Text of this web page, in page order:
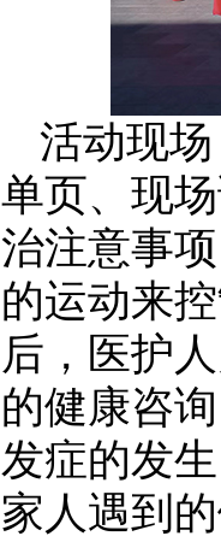
活动现
单页、现
治注意事
的运动来
后，医护
的健康咨
发症的发
家人遇到